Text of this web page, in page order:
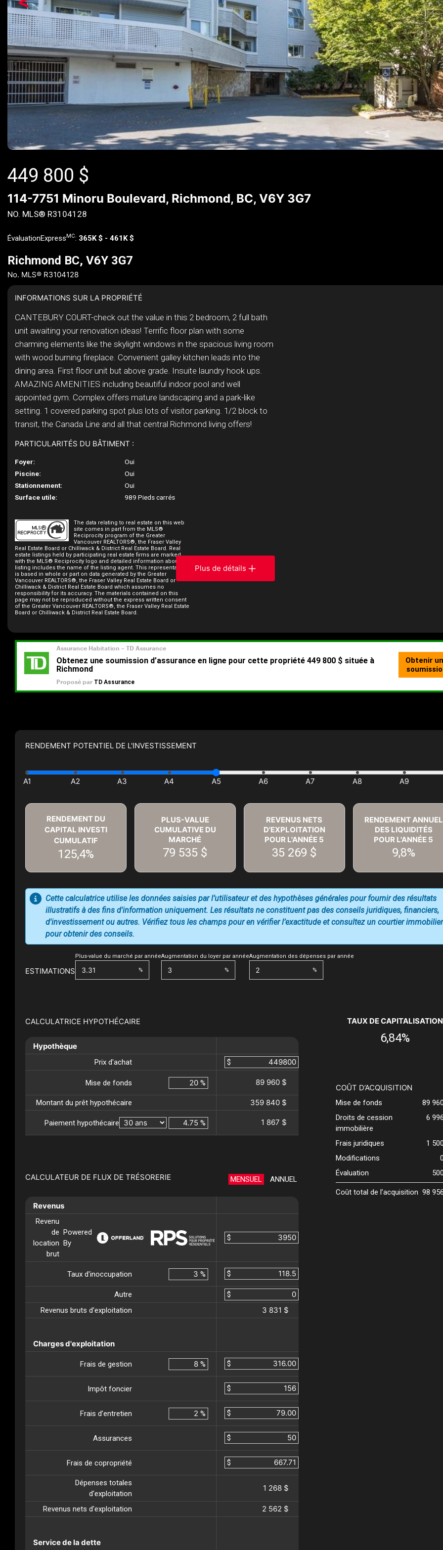
449 800 $
114-7751 Minoru Boulevard, Richmond, BC, V6Y 3G7
NO. MLS® R3104128
ÉvaluationExpress MC: 365K $ - 461K $
Richmond BC, V6Y 3G7
No. MLS® R3104128
INFORMATIONS SUR LA PROPRIÉTÉ
CANTEBURY COURT-check out the value in this 2 bedroom, 2 full bath
unit awaiting your renovation ideas! Terrific floor plan with some
charming elements like the skylight windows in the spacious living room
with wood burning fireplace. Convenient galley kitchen leads into the
dining area. First floor unit but above grade. Insuite laundry hook ups.
AMAZING AMENITIES including beautiful indoor pool and well
appointed gym. Complex offers mature landscaping and a park-like
setting. 1 covered parking spot plus lots of visitor parking. 1/2 block to
transit, the Canada Line and all that central Richmond living offers!
PARTICULARITÉS DU BÂTIMENT :
Foyer:
Oui
Piscine:
Oui
Stationnement:
Oui
Surface utile:
989 Pieds carrés
The data relating to real estate on this web
site comes in part from the MLS®
Reciprocity program of the Greater
Vancouver REALTORS®, the Fraser Valley
Real Estate Board or Chilliwack & District Real Estate Board. Real
estate listings held by participating real estate firms are marked
with the MLS® Reciprocity logo and detailed information about the
listing includes the name of the listing agent. This representation
is based in whole or part on data generated by the Greater
Vancouver REALTORS®, the Fraser Valley Real Estate Board or
Chilliwack & District Real Estate Board which assumes no
responsibility for its accuracy. The materials contained on this
page may not be reproduced without the express written consent
of the Greater Vancouver REALTORS®, the Fraser Valley Real Estate
Board or Chilliwack & District Real Estate Board.
Plus de détails
RENDEMENT POTENTIEL DE L'INVESTISSEMENT
RENDEMENT DU
CAPITAL INVESTI
CUMULATIF
125,4%
PLUS-VALUE
CUMULATIVE DU
MARCHÉ
79 535 $
REVENUS NETS
D'EXPLOITATION
POUR L'ANNÉE 5
35 269 $
RENDEMENT ANNUEL
DES LIQUIDITÉS
POUR L'ANNÉE 5
9,8%
ESTIMATIONS
Plus-value du marché par année
%
Augmentation du loyer par année
%
Augmentation des dépenses par année
%
Cette calculatrice utilise les données saisies par l’utilisateur et des hypothèses générales pour fournir des résultats
illustratifs à des fins d'information uniquement. Les résultats ne constituent pas des conseils juridiques, financiers,
d'investissement ou autres. Vérifiez tous les champs pour en vérifier l’exactitude et consultez un courtier immobilier
pour obtenir des conseils.
CALCULATRICE HYPOTHÉCAIRE
Hypothèque
Prix d'achat $
Mise de fonds % 89 960 $
Montant du prêt hypothécaire 359 840 $
Paiement hypothécaire % 1 867 $
CALCULATEUR DE FLUX DE TRÉSORERIE MENSUEL ANNUEL
Revenus
Revenu
de
location
brut
Powered
By
$
Taux d'inoccupation % $
Autre
$
Revenus bruts d'exploitation
3 831 $
Charges d'exploitation
Frais de gestion % $
Impôt foncier $
Frais d’entretien % $
Assurances $
Frais de copropriété $
Dépenses totales
d'exploitation
1 268 $
Revenus nets d'exploitation 2 562 $
Service de la dette
TAUX DE CAPITALISATION
6,84%
COÛT D’ACQUISITION
Mise de fonds
89
Droits de cession
immobilière
6
Frais juridiques
1
Modifications
Évaluation
Coût total de l’acquisition 98